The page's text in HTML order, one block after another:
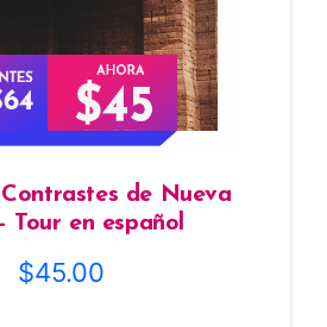
de Nueva
Tour en español
$45.00